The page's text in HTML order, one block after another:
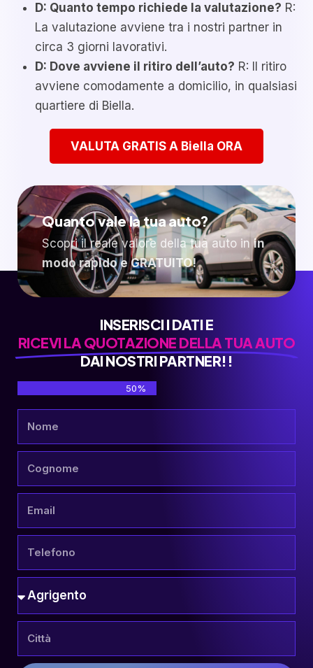
D: Quanto tempo richiede la valutazione? R:
La valutazione avviene tra i nostri partner in
circa 3 giorni lavorativi.
D: Dove avviene il ritiro dell’auto? R: Il ritiro
avviene comodamente a domicilio, in qualsiasi
quartiere di Biella.
VALUTA GRATIS A Biella ORA
Quanto vale la tua auto?
Scopri il reale valore della tua auto inin
modo rapido e GRATUITO!
INSERISCI I DATI E
RICEVI LA QUOTAZIONE DELLA TUA AUTO
DAI NOSTRI PARTNER!!
50%